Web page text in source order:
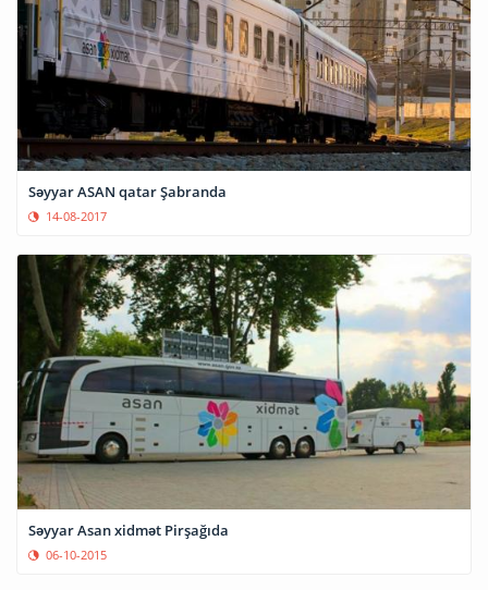
Səyyar ASAN qatar Şabranda
14-08-2017
Səyyar Asan xidmət Pirşağıda
06-10-2015